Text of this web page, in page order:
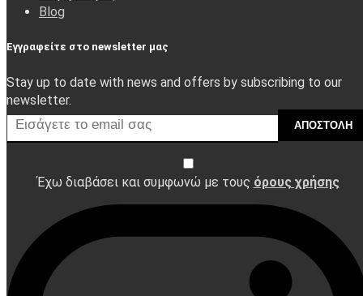
Blog
Εγγραφείτε στο newsletter μας
Stay up to date with news and offers by subscribing to our
newsletter.
ΑΠΟΣΤΟΛΉ
Έχω διαβάσει και συμφωνώ με τους όρους χρήσης